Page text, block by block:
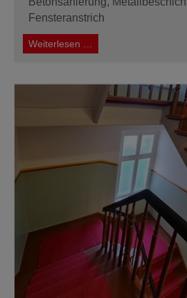
Fensteranstrich
Weiterlesen …
Wohnanlage